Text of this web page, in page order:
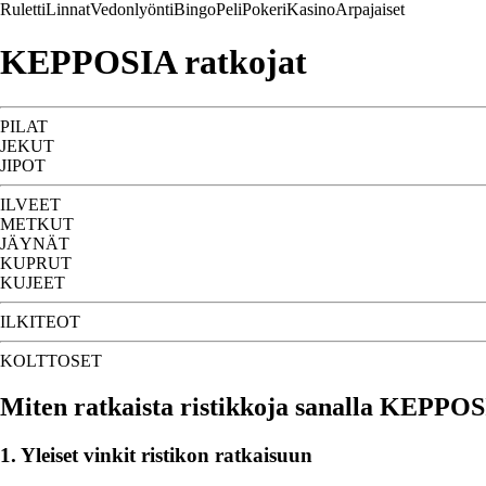
RulettiLinnatVedonlyöntiBingoPeliPokeriKasinoArpajaiset
KEPPOSIA ratkojat
PILAT
JEKUT
JIPOT
ILVEET
METKUT
JÄYNÄT
KUPRUT
KUJEET
ILKITEOT
KOLTTOSET
Miten ratkaista ristikkoja sanalla
1. Yleiset vinkit ristikon ratkaisuun